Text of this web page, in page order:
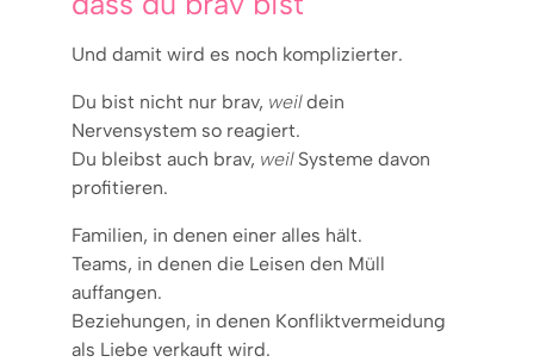
Und damit wird es noch komplizierter.
Du bist nicht nur brav, weildein
Nervensystem so reagiert.
Du bleibst auch brav, weilSysteme davon
profitieren.
Familien, in denen einer alles hält.
Teams, in denen die Leisen den Müll
auffangen.
Beziehungen, in denen Konfliktvermeidung
als Liebe verkauft wird.